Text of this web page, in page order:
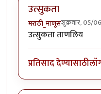
उत्सुकता
मराठी_माणूसशुक्रवार, 05/
उत्सुकता ताणलिय
प्रतिसाद देण्यासाठी